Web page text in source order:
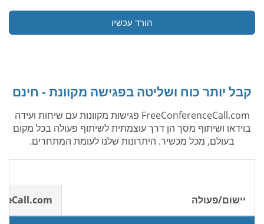
הורד עכשיו
קבל יותר כוח ושליטה בפגישה מקוונת - חינם
FreeConferenceCall.com פגישות מקוונות עם שיחות ועידה
בוידאו ושיתוף מסך הן דרך עוצמתית לשיתוף פעולה בכל מקום
בעולם, מכל מכשיר. היתרונות שלנו לעומת המתחרים.
יישום/פעולה